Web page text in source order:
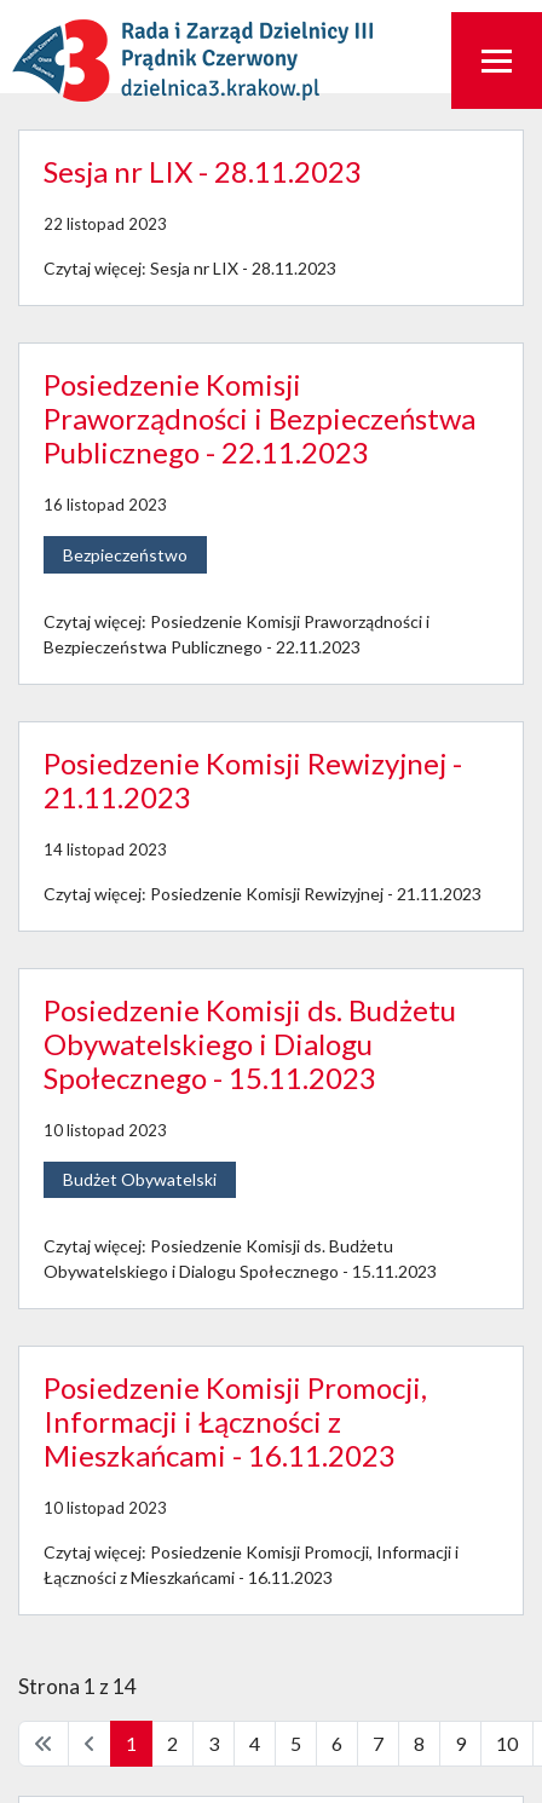
Sesja nr LIX - 28.11.2023
22 listopad 2023
Czytaj więcej: Sesja nr LIX - 28.11.2023
Posiedzenie Komisji
Praworządności i Bezpieczeństwa
Publicznego - 22.11.2023
16 listopad 2023
Bezpieczeństwo
Czytaj więcej: Posiedzenie Komisji Praworządności i
Bezpieczeństwa Publicznego - 22.11.2023
Posiedzenie Komisji Rewizyjnej -
21.11.2023
14 listopad 2023
Czytaj więcej: Posiedzenie Komisji Rewizyjnej - 21.11.2023
Posiedzenie Komisji ds. Budżetu
Obywatelskiego i Dialogu
Społecznego - 15.11.2023
10 listopad 2023
Budżet Obywatelski
Czytaj więcej: Posiedzenie Komisji ds. Budżetu
Obywatelskiego i Dialogu Społecznego - 15.11.2023
Posiedzenie Komisji Promocji,
Informacji i Łączności z
Mieszkańcami - 16.11.2023
10 listopad 2023
Czytaj więcej: Posiedzenie Komisji Promocji, Informacji i
Łączności z Mieszkańcami - 16.11.2023
Strona 1 z 14
1 2 3 4 5 6 7 8 9 10